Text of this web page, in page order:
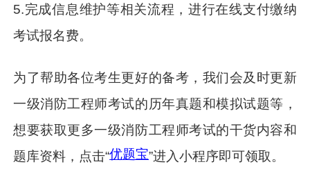
5.完成信息维护等相关流程，进行在线支付缴纳
考试报名费。
为了帮助各位考生更好的备考，我们会及时更新
一级消防工程师考试的历年真题和模拟试题等，
想要获取更多一级消防工程师考试的干货内容和
题库资料，点击“优题宝”进入小程序即可领取。